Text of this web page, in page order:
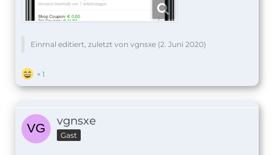
Einmal editiert, zuletzt von vgnsxe (2. Juni 2020)
1
vgnsxe
Gast